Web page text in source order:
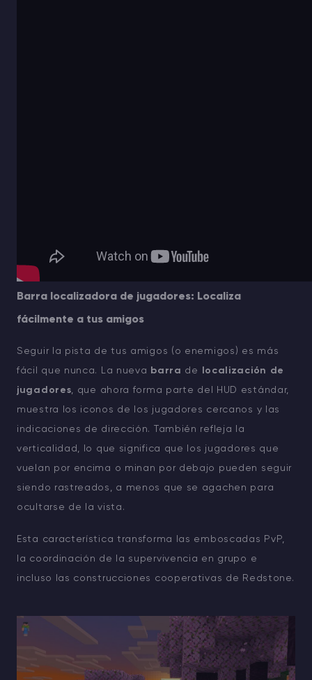
Barra localizadora de jugadores: Localiza
fácilmente a tus amigos
Seguir la pista de tus amigos (o enemigos) es más
fácil que nunca. La nueva
barra de
localización de
jugadores , que ahora forma parte del HUD estándar,
muestra los iconos de los jugadores cercanos y las
indicaciones de dirección. También refleja la
verticalidad, lo que significa que los jugadores que
vuelan por encima o minan por debajo pueden seguir
siendo rastreados, a menos que se agachen para
ocultarse de la vista.
Esta característica transforma las emboscadas PvP,
la coordinación de la supervivencia en grupo e
incluso las construcciones cooperativas de Redstone.